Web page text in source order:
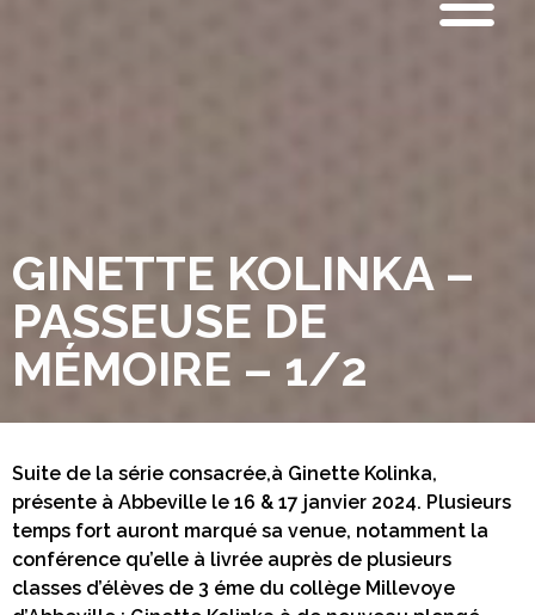
GINETTE KOLINKA –
PASSEUSE DE
MÉMOIRE – 1/2
Suite de la série consacrée,à Ginette Kolinka,
présente à Abbeville le 16 & 17 janvier 2024. Plusieurs
temps fort auront marqué sa venue, notamment la
conférence qu’elle à livrée auprès de plusieurs
classes d’élèves de 3 éme du collège Millevoye